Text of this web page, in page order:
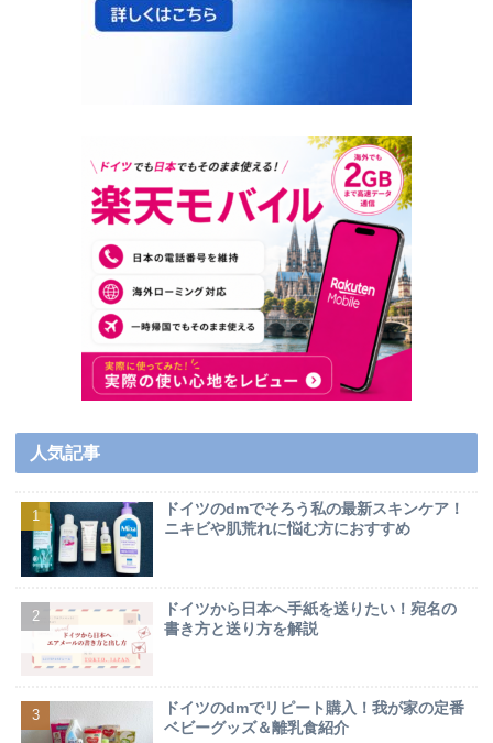
人気記事
ドイツのdmでそろう私の最新スキンケア！
ニキビや肌荒れに悩む方におすすめ
ドイツから日本へ手紙を送りたい！宛名の
書き方と送り方を解説
ドイツのdmでリピート購入！我が家の定番
ベビーグッズ＆離乳食紹介